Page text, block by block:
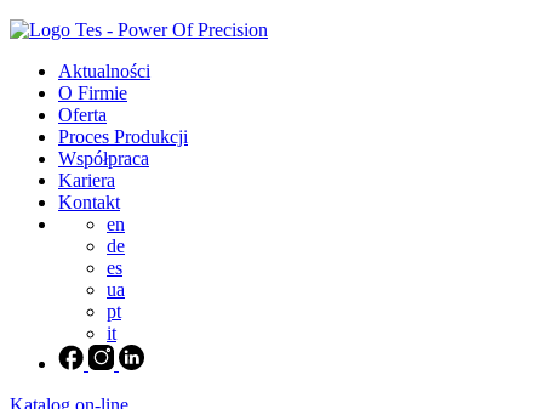
Aktualności
O Firmie
Oferta
Proces Produkcji
Współpraca
Kariera
Kontakt
en
de
es
ua
pt
it
Katalog on-line